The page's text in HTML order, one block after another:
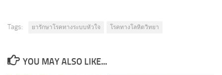
Tags: ยารักษาโรคทางระบบหัวใจ โรคทางโลหิตวิทยา
YOU MAY ALSO LIKE...